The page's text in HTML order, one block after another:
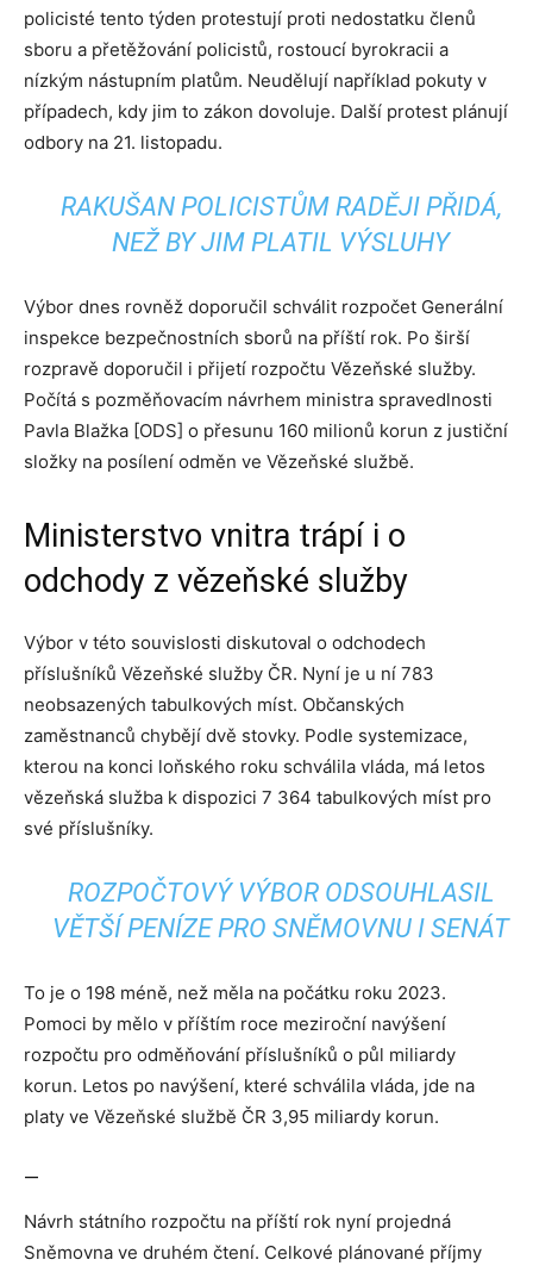
policisté tento týden protestují proti nedostatku členů
sboru a přetěžování policistů, rostoucí byrokracii a
nízkým nástupním platům. Neudělují například pokuty v
případech, kdy jim to zákon dovoluje. Další protest plánují
odbory na 21. listopadu.
RAKUŠAN POLICISTŮM RADĚJI PŘIDÁ,
NEŽ BY JIM PLATIL VÝSLUHY
Výbor dnes rovněž doporučil schválit rozpočet Generální
inspekce bezpečnostních sborů na příští rok. Po širší
rozpravě doporučil i přijetí rozpočtu Vězeňské služby.
Počítá s pozměňovacím návrhem ministra spravedlnosti
Pavla Blažka [ODS] o přesunu 160 milionů korun z justiční
složky na posílení odměn ve Vězeňské službě.
Ministerstvo vnitra trápí i o
odchody z vězeňské služby
Výbor v této souvislosti diskutoval o odchodech
příslušníků Vězeňské služby ČR. Nyní je u ní 783
neobsazených tabulkových míst. Občanských
zaměstnanců chybějí dvě stovky. Podle systemizace,
kterou na konci loňského roku schválila vláda, má letos
vězeňská služba k dispozici 7 364 tabulkových míst pro
své příslušníky.
ROZPOČTOVÝ VÝBOR ODSOUHLASIL
VĚTŠÍ PENÍZE PRO SNĚMOVNU I SENÁT
To je o 198 méně, než měla na počátku roku 2023.
Pomoci by mělo v příštím roce meziroční navýšení
rozpočtu pro odměňování příslušníků o půl miliardy
korun. Letos po navýšení, které schválila vláda, jde na
platy ve Vězeňské službě ČR 3,95 miliardy korun.
—
Návrh státního rozpočtu na příští rok nyní projedná
Sněmovna ve druhém čtení. Celkové plánované příjmy